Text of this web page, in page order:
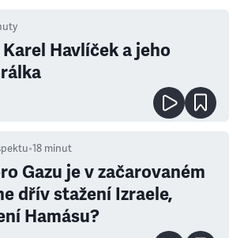
Havlíček a jeho
•18 minut
Gazu je v začarovaném
dřív stažení Izraele,
Hamásu?